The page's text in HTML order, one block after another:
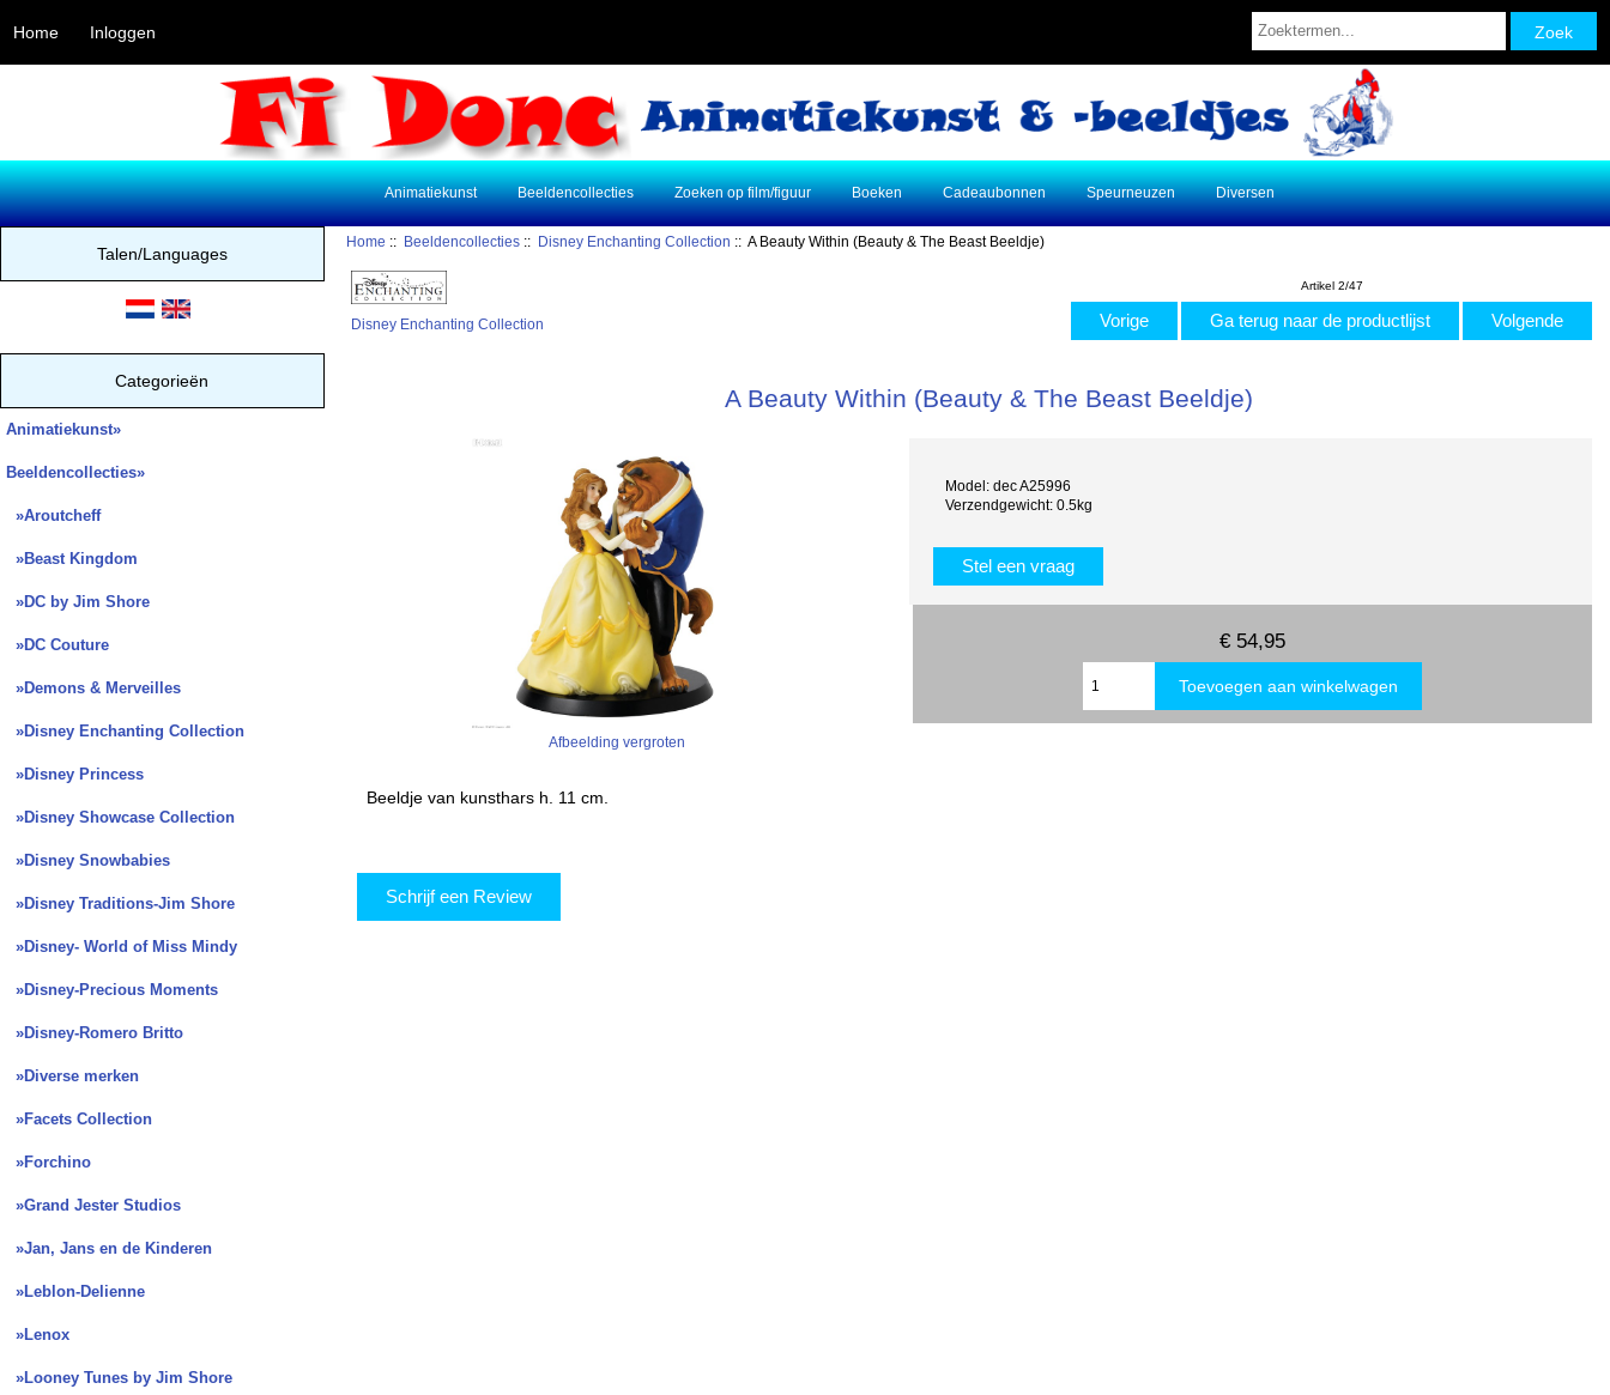
Home Inloggen
Animatiekunst Beeldencollecties Zoeken op film/figuur Boeken Cadeaubonnen Speurneuzen Diversen
Talen/Languages
Categorieën
Animatiekunst»
Beeldencollecties»
»Aroutcheff
»Beast Kingdom
»DC by Jim Shore
»DC Couture
»Demons & Merveilles
»Disney Enchanting Collection
»Disney Princess
»Disney Showcase Collection
»Disney Snowbabies
»Disney Traditions-Jim Shore
»Disney- World of Miss Mindy
»Disney-Precious Moments
»Disney-Romero Britto
»Diverse merken
»Facets Collection
»Forchino
»Grand Jester Studios
»Jan, Jans en de Kinderen
»Leblon-Delienne
»Lenox
»Looney Tunes by Jim Shore
Home :: Beeldencollecties :: Disney Enchanting Collection :: A Beauty Within (Beauty & The Beast Beeldje)
Disney Enchanting Collection
Artikel 2/47
Vorige Ga terug naar de productlijst Volgende
A Beauty Within (Beauty & The Beast Beeldje)
Afbeelding vergroten
Model: dec A25996
Verzendgewicht: 0.5kg
Stel een vraag
€ 54,95
Beeldje van kunsthars h. 11 cm.
Schrijf een Review